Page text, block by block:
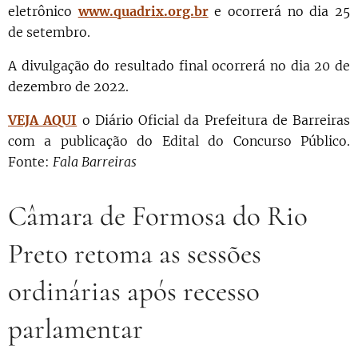
eletrônicowww.quadrix.org.bre ocorrerá no dia 25
de setembro.
A divulgação do resultado final ocorrerá no dia 20 de
dezembro de 2022.
VEJA AQUI o Diário Oficial da Prefeitura de Barreiras
com a publicação do Edital do Concurso Público.
Fonte: Fala Barreiras
Câmara de Formosa do Rio
Preto retoma as sessões
ordinárias após recesso
parlamentar